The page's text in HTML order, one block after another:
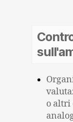
o altri